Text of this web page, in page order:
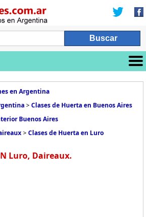
en Argentina
>Clases de Huerta en Buenos Aires
Buenos Aires
>Clases de Huerta en Luro
Luro, Daireaux.